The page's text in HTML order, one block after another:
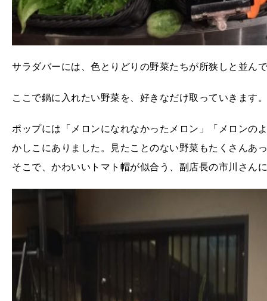
サラダバーには、色とりどりの野菜たちが所狭しと並ん
ここで鍋に入れたい野菜を、好きなだけ取っていきます
ポップには「メロンになれなかったメロン」「メロンの
かしこにありました。見たことのない野菜もたくさんあ
そこで、かわいいトマト帽が似合う、副店長の市川さん